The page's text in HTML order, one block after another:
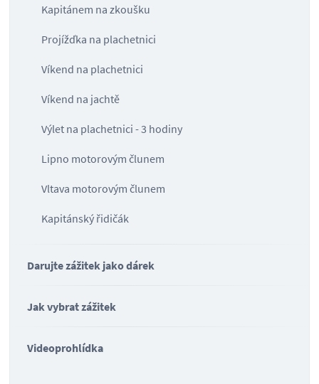
Kapitánem na zkoušku
Projížďka na plachetnici
Víkend na plachetnici
Víkend na jachtě
Výlet na plachetnici - 3 hodiny
Lipno motorovým člunem
Vltava motorovým člunem
Kapitánský řidičák
Darujte zážitek jako dárek
Jak vybrat zážitek
Videoprohlídka